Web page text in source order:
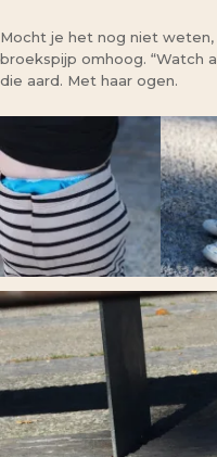
Mocht je het nog niet
broekspijp omhoog. “Watch
die aard. Met haar ogen.